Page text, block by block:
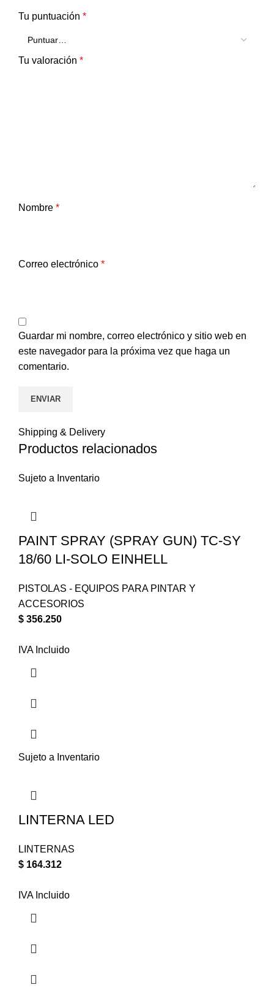
Tu puntuación *
Tu valoración *
Nombre *
Correo electrónico *
Guardar mi nombre, correo electrónico y sitio web en
este navegador para la próxima vez que haga un
comentario.
Shipping & Delivery
Productos relacionados
Sujeto a Inventario
PAINT SPRAY (SPRAY GUN) TC-SY
18/60 LI-SOLO EINHELL
PISTOLAS - EQUIPOS PARA PINTAR Y
ACCESORIOS
$ 356.250
IVA Incluido
Sujeto a Inventario
LINTERNA LED
LINTERNAS
$ 164.312
IVA Incluido